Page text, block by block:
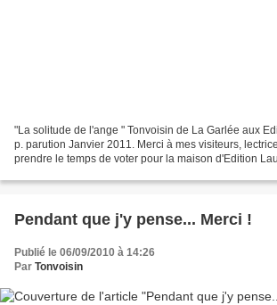
"La solitude de l'ange " Tonvoisin de La Garlée aux
p. parution Janvier 2011. Merci à mes visiteurs,
prendre le temps de voter pour la maison d'Edition
Pendant que j'y pense... Merci !
Publié le 06/09/2010 à 14:26
Par Tonvoisin